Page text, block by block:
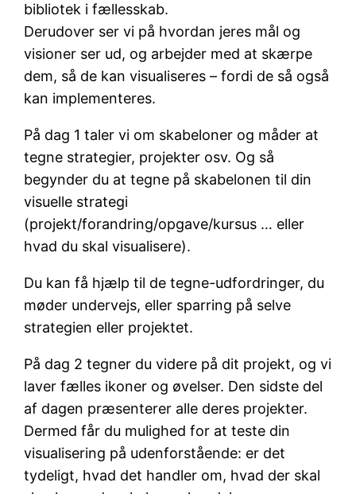
bibliotek i fællesskab.
Derudover ser vi på hvordan jeres mål og
visioner ser ud, og arbejder med at skærpe
dem, så de kan visualiseres – fordi de så også
kan implementeres.
På dag 1 taler vi om skabeloner og måder at
tegne strategier, projekter osv. Og så
begynder du at tegne på skabelonen til din
visuelle strategi
(projekt/forandring/opgave/kursus … eller
hvad du skal visualisere).
Du kan få hjælp til de tegne-udfordringer, du
møder undervejs, eller sparring på selve
strategien eller projektet.
På dag 2 tegner du videre på dit projekt, og vi
laver fælles ikoner og øvelser. Den sidste del
af dagen præsenterer alle deres projekter.
Dermed får du mulighed for at teste din
visualisering på udenforstående: er det
tydeligt, hvad det handler om, hvad der skal